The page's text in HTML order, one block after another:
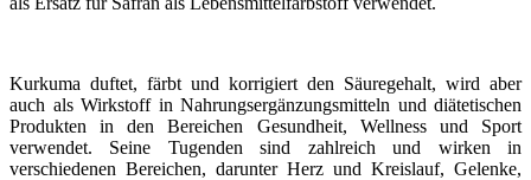
Kurkuma duftet, färbt und korrigiert den Säuregehalt, wird aber
auch als Wirkstoff in Nahrungsergänzungsmitteln und diätetischen
Produkten in den Bereichen Gesundheit, Wellness und Sport
verwendet. Seine Tugenden sind zahlreich und wirken in
verschiedenen Bereichen, darunter Herz und Kreislauf, Gelenke,